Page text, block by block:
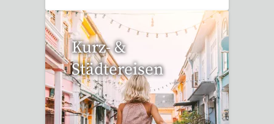
Kurz- &
Städtereisen